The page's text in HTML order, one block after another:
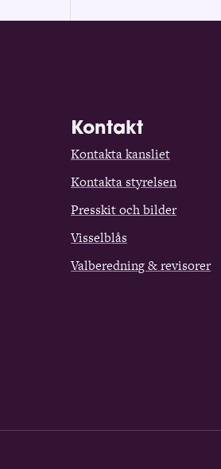
Kontakt
Kontakta kansliet
Kontakta styrelsen
Presskit och bilder
Visselblås
Valberedning & revisorer